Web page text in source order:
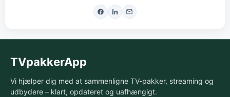
TVpakkerApp
Vi hjælper dig med at sammenligne TV-pakker, streaming og
udbydere – klart, opdateret og uafhængigt.